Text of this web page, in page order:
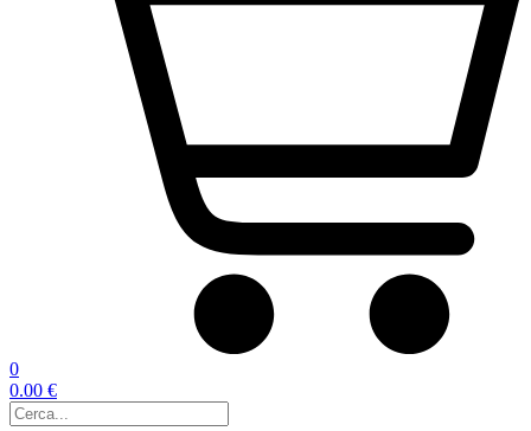
0
0.00 €